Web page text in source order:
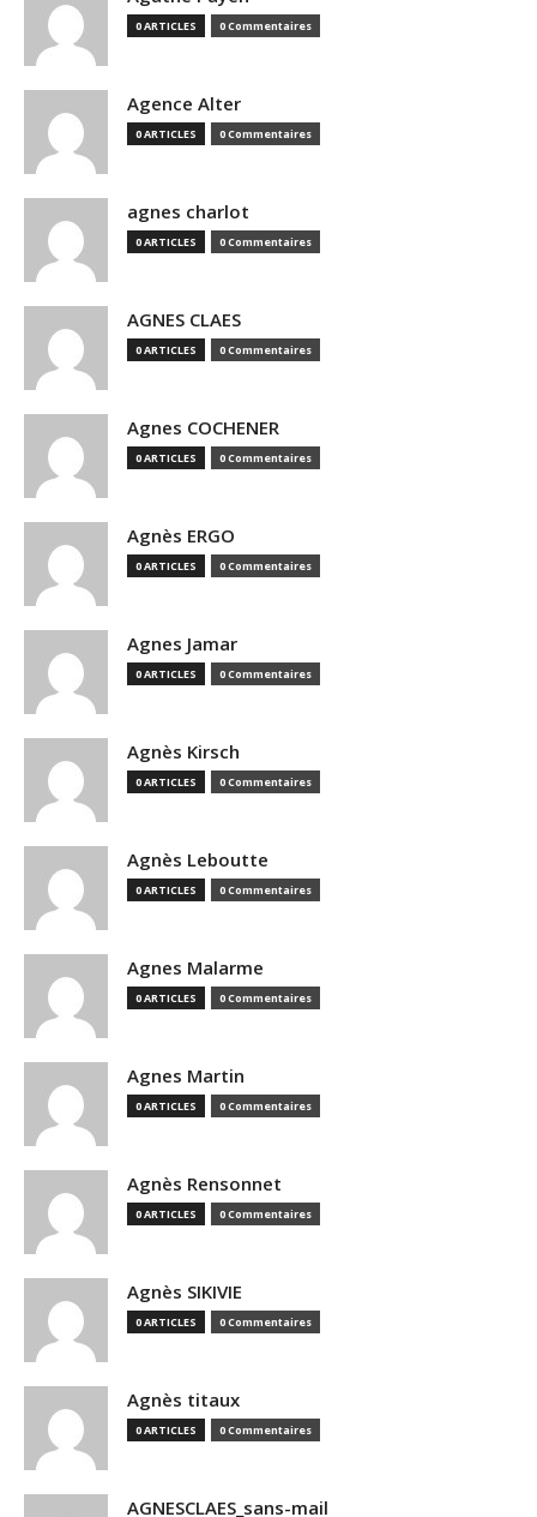
0 ARTICLES 0 Commentaires
Agence Alter
0 ARTICLES 0 Commentaires
agnes charlot
0 ARTICLES 0 Commentaires
AGNES CLAES
0 ARTICLES 0 Commentaires
Agnes COCHENER
0 ARTICLES 0 Commentaires
Agnès ERGO
0 ARTICLES 0 Commentaires
Agnes Jamar
0 ARTICLES 0 Commentaires
Agnès Kirsch
0 ARTICLES 0 Commentaires
Agnès Leboutte
0 ARTICLES 0 Commentaires
Agnes Malarme
0 ARTICLES 0 Commentaires
Agnes Martin
0 ARTICLES 0 Commentaires
Agnès Rensonnet
0 ARTICLES 0 Commentaires
Agnès SIKIVIE
0 ARTICLES 0 Commentaires
Agnès titaux
0 ARTICLES 0 Commentaires
AGNESCLAES_sans-mail